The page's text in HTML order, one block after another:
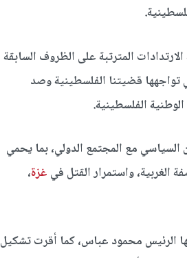
المترتبة على الظروف السابقة
تواجهها قضيتنا الفلسطينية وصد
الفلسطينية.
السياسي مع المجتمع الدولي، بما يحمي
الغربية، واستمرار القتل في غزة،
الرئيس محمود عباس، كما أقرت تشكيل